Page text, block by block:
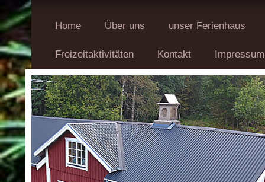
Home Über uns unser Ferienhaus
Freizeitaktivitäten Kontakt Impressum